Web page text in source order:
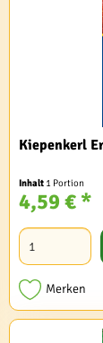
Kiepenkerl
Inhalt 1 Portion
4,59 € *
Merken